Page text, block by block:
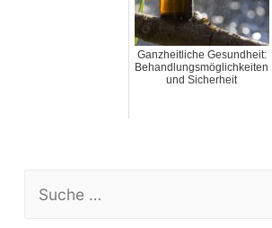
Ganzheitliche Gesundheit:
Behandlungsmöglichkeiten
und Sicherheit